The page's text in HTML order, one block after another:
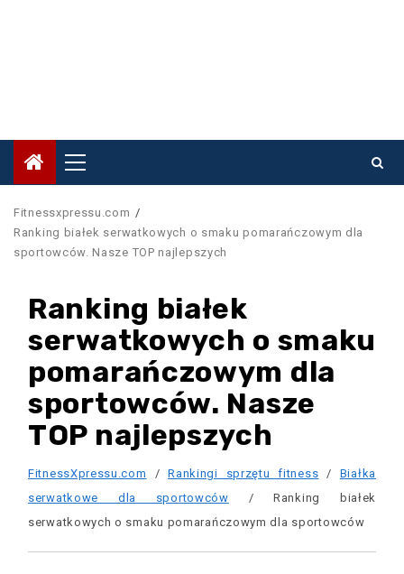
Primary
Menu
Fitnessxpressu.com
Ranking białek serwatkowych o smaku pomarańczowym dla
sportowców. Nasze TOP najlepszych
Ranking białek
serwatkowych o smaku
pomarańczowym dla
sportowców. Nasze
TOP najlepszych
FitnessXpressu.com /Rankingi sprzętu fitness / Białka
serwatkowe dla sportowców / Ranking białek
serwatkowych o smaku pomarańczowym dla sportowców